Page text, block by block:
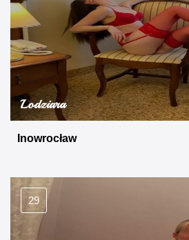
Lodziara
Inowrocław
29